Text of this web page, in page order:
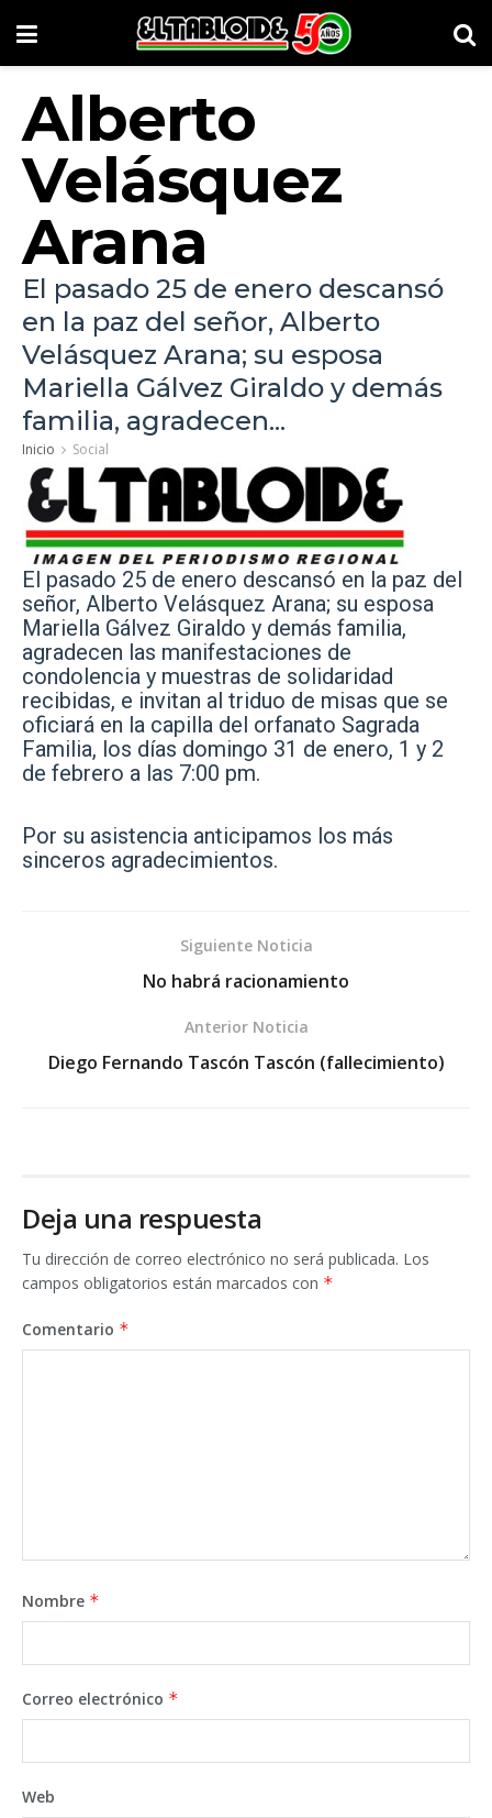
Alberto
Velásquez
Arana
El pasado 25 de enero descansó
en la paz del señor, Alberto
Velásquez Arana; su esposa
Mariella Gálvez Giraldo y demás
familia, agradecen...
Inicio Social
El pasado 25 de enero descansó en la paz del
señor, Alberto Velásquez Arana; su esposa
Mariella Gálvez Giraldo y demás familia,
agradecen las manifestaciones de
condolencia y muestras de solidaridad
recibidas, e invitan al triduo de misas que se
oficiará en la capilla del orfanato Sagrada
Familia, los días domingo 31 de enero, 1 y 2
de febrero a las 7:00 pm.
Por su asistencia anticipamos los más
sinceros agradecimientos.
Siguiente Noticia
No habrá racionamiento
Anterior Noticia
Diego Fernando Tascón Tascón (fallecimiento)
Deja una respuesta
Tu dirección de correo electrónico no será publicada. Los
campos obligatorios están marcados con *
Comentario *
Nombre *
Correo electrónico *
Web